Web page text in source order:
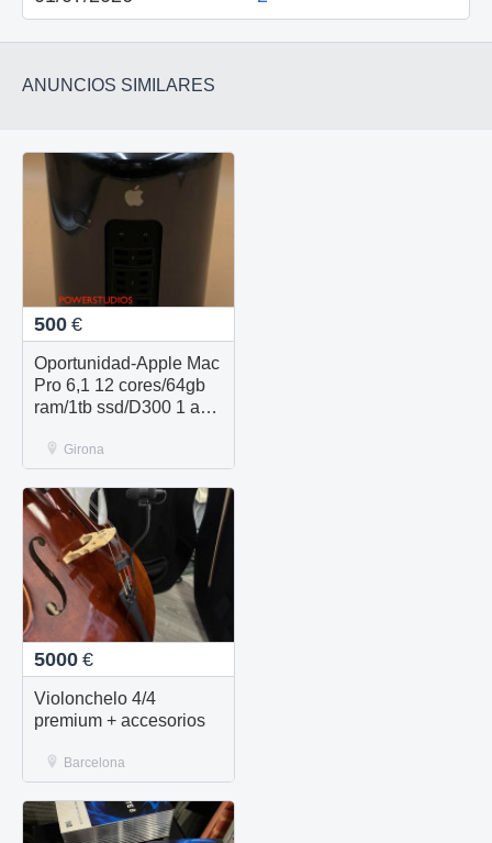
ANUNCIOS SIMILARES
500 €
Oportunidad-Apple Mac
Pro 6,1 12 cores/64gb
ram/1tb ssd/D300 1 año
Girona
5000 €
Violonchelo 4/4
premium + accesorios
Barcelona